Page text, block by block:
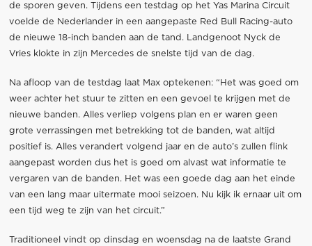
de sporen geven. Tijdens een testdag op het Yas Marina Circuit
voelde de Nederlander in een aangepaste Red Bull Racing-auto
de nieuwe 18-inch banden aan de tand. Landgenoot Nyck de
Vries klokte in zijn Mercedes de snelste tijd van de dag.
Na afloop van de testdag laat Max optekenen: “Het was goed om
weer achter het stuur te zitten en een gevoel te krijgen met de
nieuwe banden. Alles verliep volgens plan en er waren geen
grote verrassingen met betrekking tot de banden, wat altijd
positief is. Alles verandert volgend jaar en de auto’s zullen flink
aangepast worden dus het is goed om alvast wat informatie te
vergaren van de banden. Het was een goede dag aan het einde
van een lang maar uitermate mooi seizoen. Nu kijk ik ernaar uit om
een tijd weg te zijn van het circuit.”
Traditioneel vindt op dinsdag en woensdag na de laatste Grand